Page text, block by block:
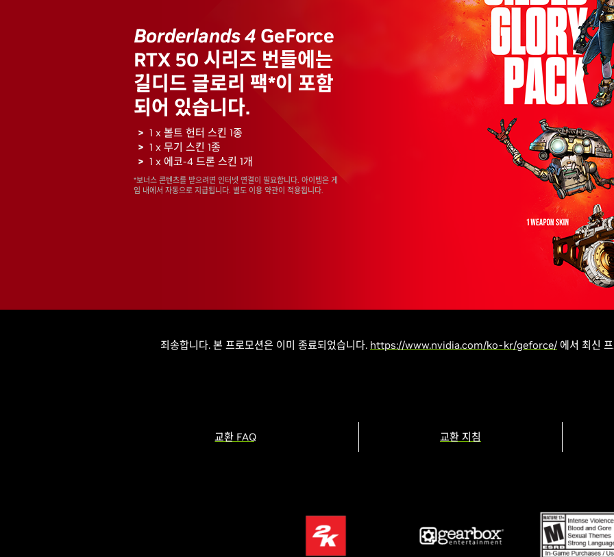
Borderlands 4 GeForce
RTX 50 시리즈 번들에는
길디드 글로리 팩*이 포함
되어 있습니다.
1 x 볼트 헌터 스킨 1종
1 x 무기 스킨 1종
1 x 에코-4 드론 스킨 1개
*보너스 콘텐츠를 받으려면 인터넷 연결이 필요합니다. 아이템은 게
임 내에서 자동으로 지급됩니다. 별도 이용 약관이 적용됩니다.
죄송합니다. 본 프로모션은 이미 종료되었습니다. https://www.nvidia.com/ko-kr/geforce/ 에서 최신
교환 FAQ 교환 지침